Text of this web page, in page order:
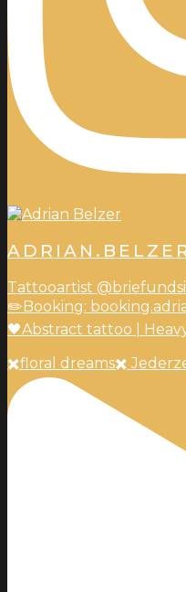
Tattooartist
✏️Booking:
🖤Abstract tattoo |
✖️floral dreams✖️